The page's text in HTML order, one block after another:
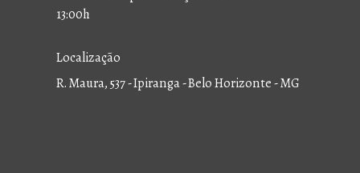
13:00h
Localização
R. Maura, 537 - Ipiranga - Belo Horizonte - MG